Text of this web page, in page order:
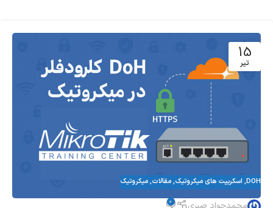
15
تیر
, اسکریپت های میکروتیک,مقالات,میکروتیک
0